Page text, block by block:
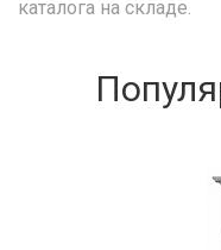
каталога на складе.